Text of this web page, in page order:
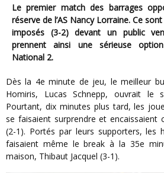
Le premier match des barrages opposait l’APM Metz à la
réserve de l’AS Nancy Lorraine. Ce
imposés (3-2) devant un public
prennent ainsi une sérieuse
National 2.
Dès la 4e minute de jeu, le meilleur buteur de la saison en R1
Homiris, Lucas Schnepp, ouvrait le
Pourtant, dix minutes plus tard, les
se faisaient surprendre et encaissaient
(2-1). Portés par leurs supporters, les
faisaient même le break à la 35e
maison, Thibaut Jacquel (3-1).